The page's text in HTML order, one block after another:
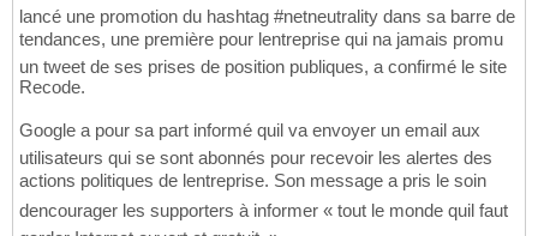
lancé une promotion du hashtag #netneutrality dans sa barre de
tendances, une première pour lentreprise qui na jamais promu
un tweet de ses prises de position publiques, a confirmé le site
Recode.
Google a pour sa part informé quil va envoyer un email aux
utilisateurs qui se sont abonnés pour recevoir les alertes des
actions politiques de lentreprise. Son message a pris le soin
dencourager les supporters à informer « tout le monde quil faut